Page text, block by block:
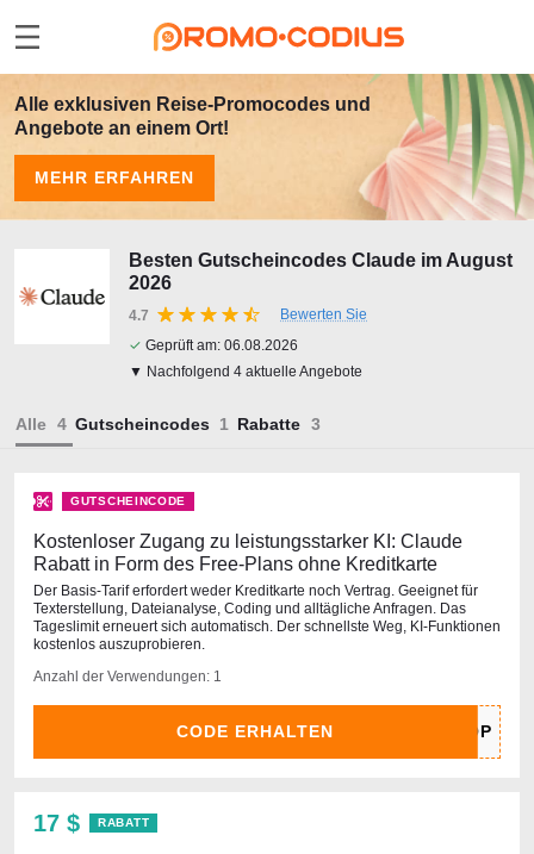
Alle exklusiven Reise-Promocodes und
Angebote an einem Ort!
MEHR ERFAHREN
Besten Gutscheincodes Claude im August
2026
4.7
Bewerten Sie
✓ Geprüft am: 06.08.2026
▼ Nachfolgend 4 aktuelle Angebote
Alle Gutscheincodes Rabatte
GUTSCHEINCODE
Kostenloser Zugang zu leistungsstarker KI: Claude
Rabatt in Form des Free-Plans ohne Kreditkarte
Der Basis-Tarif erfordert weder Kreditkarte noch Vertrag. Geeignet für
Texterstellung, Dateianalyse, Coding und alltägliche Anfragen. Das
Tageslimit erneuert sich automatisch. Der schnellste Weg, KI-Funktionen
kostenlos auszuprobieren.
Anzahl der Verwendungen: 1
CODE ERHALTEN
17 $ RABATT